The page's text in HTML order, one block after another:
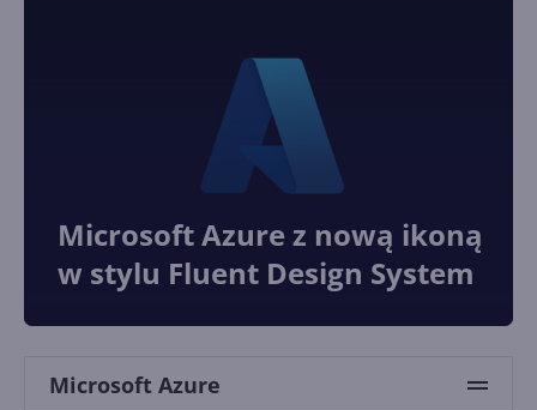
Microsoft Azure z nową ikoną
w stylu Fluent Design System
Microsoft Azure